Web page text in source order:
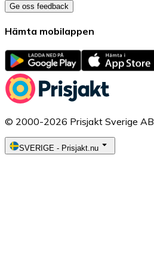
Ge oss feedback
Hämta mobilappen
© 2000-2026 Prisjakt Sverige AB
SVERIGE - Prisjakt.nu